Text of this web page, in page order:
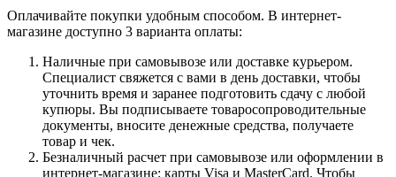
Оплачивайте покупки удобным способом. В интернет-
магазине доступно 3 варианта оплаты:
Наличные при самовывозе или доставке курьером.
Специалист свяжется с вами в день доставки, чтобы
уточнить время и заранее подготовить сдачу с любой
купюры. Вы подписываете товаросопроводительные
документы, вносите денежные средства, получаете
товар и чек.
Безналичный расчет при самовывозе или оформлении в
интернет-магазине: карты Visa и MasterCard. Чтобы